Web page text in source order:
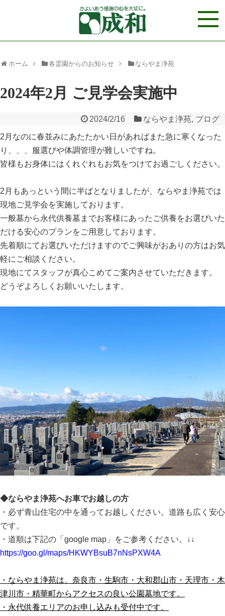
ホーム 各霊園からのお知らせ ならやま浄苑
2024年2月 ご見学会実施中
2024/2/16 ならやま浄苑, ブログ
2月なのに春並みにあたたかい日があればまた急に寒くなった
り、、、服選びや体調管理が難しいですね。
皆様もお身体にはくれぐれもお気をつけてお過ごしください。
2月もあっという間に半ばとなりましたが、ならやま浄苑では
現地ご見学会を実施しております。
一般墓から永代供養墓までお客様にあったご供養をお選びいた
だける安心のプランをご用意しております。
先着順にてお選びいただけますのでご興味がおありの方はお気
軽にご相談ください。
現地にてスタッフが真心こめてご案内させていただきます。
どうぞよろしくお願いいたします。
◆ならやま浄苑へお車でお越しの方
・必ず青山住宅の中を通ってお越しください。道路も広く安心
です。
・道順は下記の「google map」をご参考ください。↓↓
https://goo.gl/maps/HKWYBsuB7nNsPXW4A
・ならやま浄苑は、奈良市・生駒市・大和郡山市・天理市・木
津川市・精華町からアクセスの良 い公園墓地です。
・永代供養エリアのお申し込みも受付中です。